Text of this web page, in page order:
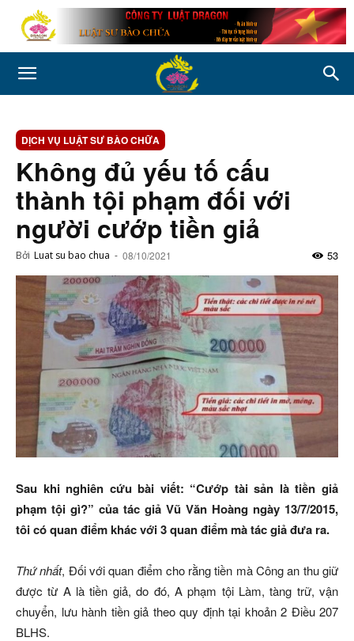
DỊCH VỤ LUẬT SƯ BÀO CHỮA
Không đủ yếu tố cấu
thành tội phạm đối với
người cướp tiền giả
Bởi Luat su bao chua - 08/10/2021 53
Sau khi nghiên cứu bài viết: “Cướp tài sản là tiền giả
phạm tội gì?” của tác giả Vũ Văn Hoàng ngày 13/7/2015,
tôi có quan điểm khác với 3 quan điểm mà tác giả đưa ra.
Thứ nhất, Đối với quan điểm cho rằng tiền mà Công an thu giữ
được từ A là tiền giả, do đó, A phạm tội Làm, tàng trữ, vận
chuyển, lưu hành tiền giả theo quy định tại khoản 2 Điều 207
BLHS.